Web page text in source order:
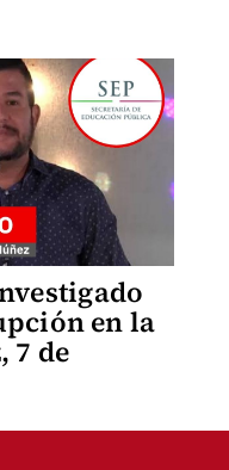
en la
7 de